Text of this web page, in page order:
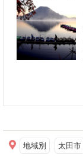
地域別 太田市